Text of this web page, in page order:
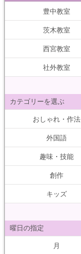
豊中教室
茨木教室
西宮教室
社外教室
カテゴリーを選ぶ
おしゃれ・作法
外国語
趣味・技能
創作
キッズ
曜日の指定
月